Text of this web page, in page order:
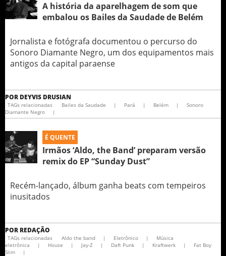
A história da aparelhagem de som que
embalou os Bailes da Saudade de Belém
Jornalista e fotógrafa documentou o percurso do
Sonoro Diamante Negro, um dos equipamentos mais
antigos da capital paraense
POR DEYVIS DRUSIAN
TAGs relacionadas Bailes da Saudade | Pará | Belém |
Sonoro
Diamante Negro
|
É QUENTE
Irmãos ‘Aldo, the Band’ preparam versão
remix do EP “Sunday Dust”
Recém-lançado, álbum ganha beats com tempeiros
inusitados
POR REDAÇÃO
TAGs relacionadas Aldo the band | Eletrônico |
Música
eletrônica
| House | Jay-Z | Daft Punk | Kraftwerk |
Fat Boy
Slim
|